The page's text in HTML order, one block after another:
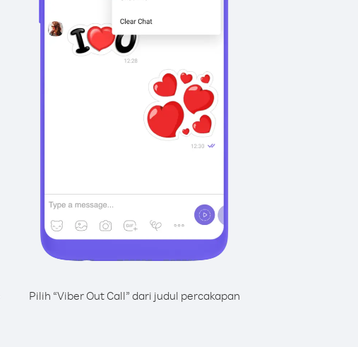
Pilih “Viber Out Call” dari judul percakapan